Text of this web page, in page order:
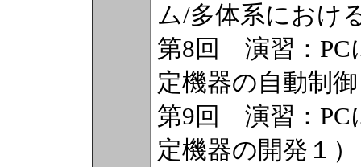
ム/多体系におけ
第8回 演習：PC
定機器の自動制
第9回 演習：PC
定機器の開発１）